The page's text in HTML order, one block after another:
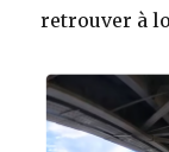
retrouver à